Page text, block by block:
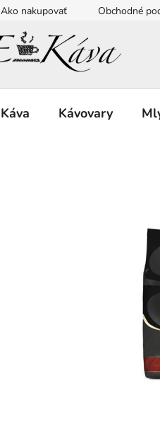
Ako nakupovať Obchodné
Káva Kávovary